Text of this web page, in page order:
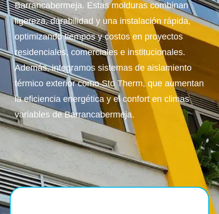
Barrancabermeja. Estas molduras combinan
ligereza, durabilidad y una instalación rápida,
optimizando tiempos y costos en proyectos
residenciales, comerciales e institucionales.
Además, integramos sistemas de aislamiento
térmico exterior como Sto Therm, que aumentan
la eficiencia energética y el confort en climas
variables de Barrancabermeja.